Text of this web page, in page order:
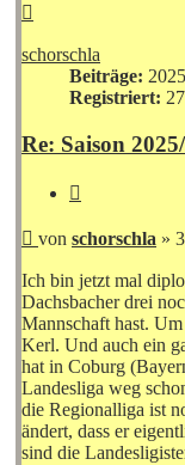
schorschla
Beiträge:
Registriert:
Re: Saison
Beitrag
von schorschla »
Ich bin jetzt mal
Dachsbacher drei
Mannschaft hast.
Kerl. Und auch ein
hat in Coburg
Landesliga weg
die Regionalliga ist
ändert, dass er
sind die